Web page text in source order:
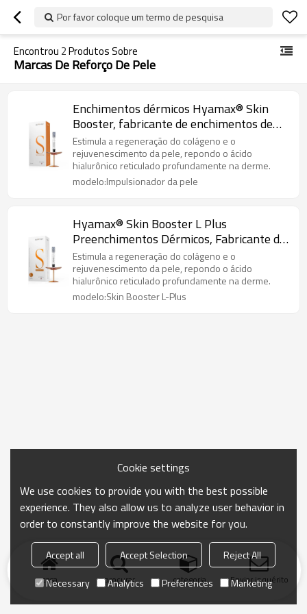
Por favor coloque um termo de pesquisa
Encontrou 2Produtos Sobre
Marcas De Reforço De Pele
Enchimentos dérmicos Hyamax® Skin
Booster, fabricante de enchimentos de
ácido hialurônico, suporte por atacado e
personalizado
Estimula a regeneração do colágeno e o
rejuvenescimento da pele, repondo o ácido
hialurônico reticulado profundamente na derme.
modelo:Impulsionador da pele
Hyamax® Skin Booster L Plus
Preenchimentos Dérmicos, Fabricante de
Preenchimentos de Ácido Hialurônico,
Suporte no Atacado e Personalizado
Estimula a regeneração do colágeno e o
rejuvenescimento da pele, repondo o ácido
hialurônico reticulado profundamente na derme.
modelo:Skin Booster L-Plus
casa procurar categoria Enviar inquérito
Cookie settings
We use cookies to provide you with the best possible
experience. They also allow us to analyze user behavior in
order to constantly improve the website for you.
Accept all Accept Selection
Reject All
Necessary
Analytics Preferences Marketing